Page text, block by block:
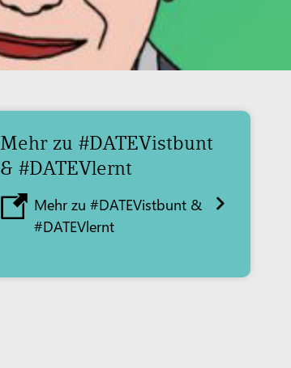
Mehr zu #DATEVistbunt
& #DATEVlernt
Mehr zu #DATEVistbunt &
#DATEVlernt